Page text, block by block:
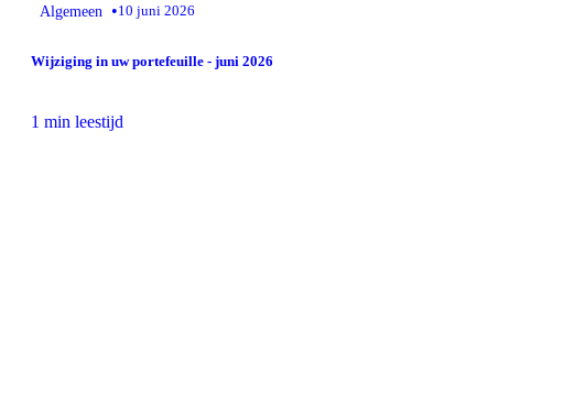
Algemeen •10 juni 2026
Wijziging in uw portefeuille - juni 2026
1 min leestijd